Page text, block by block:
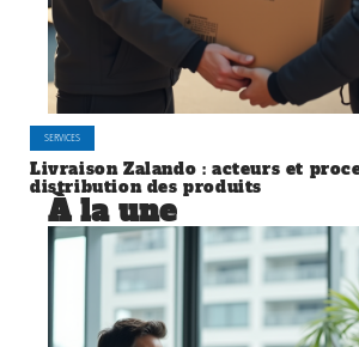
SERVICES
Livraison Zalando : acteurs et
distribution des produits
À la une